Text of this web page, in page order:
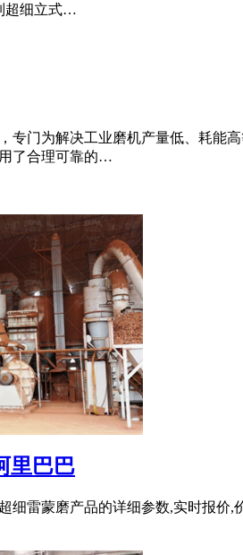
超细立式…
专门为解决工业磨机产量低、耗能
了合理可靠的…
里巴巴
细雷蒙磨产品的详细参数,实时报价,